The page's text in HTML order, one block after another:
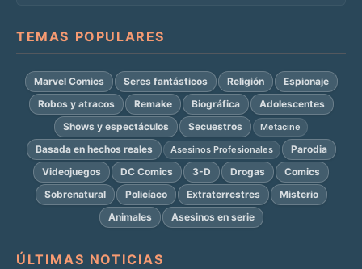
TEMAS POPULARES
Marvel Comics Seres fantásticos Religión
Espionaje
Robos y atracos
Remake Biográfica
Adolescentes
Shows y espectáculos
Secuestros Metacine
Basada en hechos reales Asesinos Profesionales
Parodia
Videojuegos
DC Comics 3-D Drogas
Comics
Sobrenatural
Policíaco Extraterrestres
Misterio
Animales
Asesinos en serie
ÚLTIMAS NOTICIAS